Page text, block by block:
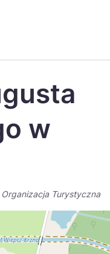
日本
w
Organizacja Turystyczna